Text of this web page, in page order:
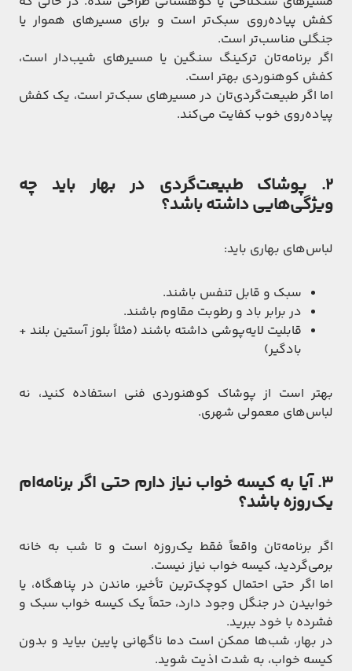
کفش پیاده‌روی سبک‌تر است و برای مسیرهای هموار یا
جنگلی مناسب‌تر است.
اگر برنامه‌تان ترکینگ سنگین یا مسیرهای شیب‌دار است،
کفش کوهنوردی بهتر است.
اما اگر طبیعت‌گردی‌تان در مسیرهای سبک‌تر است، یک کفش
پیاده‌روی خوب کفایت می‌کند.
2. پوشاک طبیعت‌گردی در بهار باید چه
ویژگی‌هایی داشته باشد؟
لباس‌های بهاری باید:
سبک و قابل تنفس باشند.
در برابر باد و رطوبت مقاوم باشند.
قابلیت لایه‌پوشی داشته باشند (مثلاً بلوز آستین بلند +
بادگیر)
بهتر است از پوشاک کوهنوردی فنی استفاده کنید، نه
لباس‌های معمولی شهری.
3. آیا به کیسه خواب نیاز دارم حتی اگر برنامه‌ام
یک‌روزه باشد؟
اگر برنامه‌تان واقعاً فقط یک‌روزه است و تا شب به خانه
برمی‌گردید، کیسه خواب نیاز نیست.
اما اگر حتی احتمال کوچک‌ترین تأخیر، ماندن در پناهگاه، یا
خوابیدن در جنگل وجود دارد، حتماً یک کیسه خواب سبک و
فشرده با خود ببرید.
در بهار، شب‌ها ممکن است دما ناگهانی پایین بیاید و بدون
کیسه خواب، به شدت اذیت شوید.